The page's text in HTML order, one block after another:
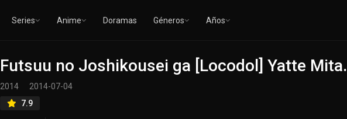
Series Anime Doramas Géneros Años
Futsuu no Joshikousei ga [Locodol] Yatte Mita.
2014
2014-07-04
7.9